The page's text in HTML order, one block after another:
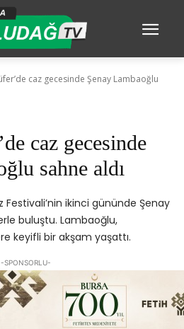
caz gecesinde Şenay Lambaoğlu
caz gecesinde
sahne aldı
Festivali’nin ikinci gününde Şenay
buluştu. Lambaoğlu,
keyifli bir akşam yaşattı.
-SPONSORLU-